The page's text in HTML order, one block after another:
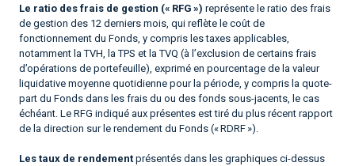
Le ratio des frais de gestion (« RFG ») représente le ratio des frais
de gestion des 12 derniers mois, qui reflète le coût de
fonctionnement du Fonds, y compris les taxes applicables,
notamment la TVH, la TPS et la TVQ (à l’exclusion de certains frais
d’opérations de portefeuille), exprimé en pourcentage de la valeur
liquidative moyenne quotidienne pour la période, y compris la quote-
part du Fonds dans les frais du ou des fonds sous-jacents, le cas
échéant. Le RFG indiqué aux présentes est tiré du plus récent rapport
de la direction sur le rendement du Fonds (« RDRF »).
Les taux de rendement présentés dans les graphiques ci-dessus